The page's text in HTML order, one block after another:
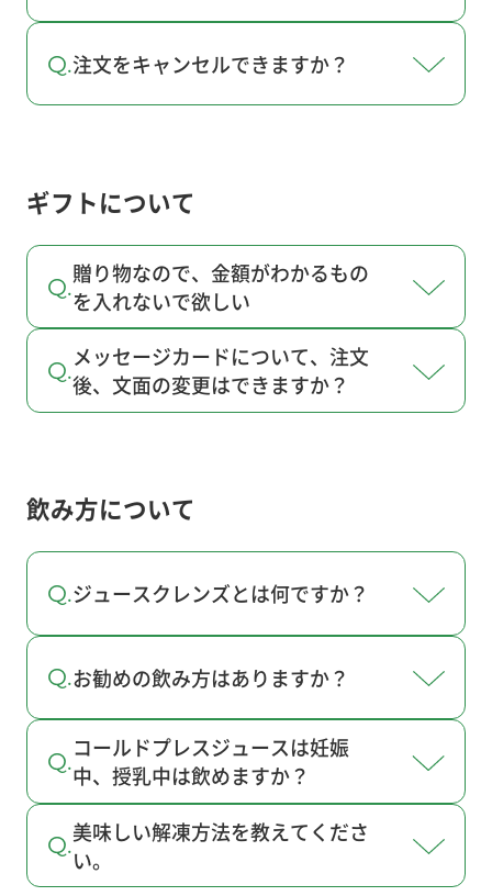
注文をキャンセルできますか？
ギフトについて
贈り物なので、金額がわかるもの
を入れないで欲しい
メッセージカードについて、注文
後、文面の変更はできますか？
飲み方について
ジュースクレンズとは何ですか？
お勧めの飲み方はありますか？
コールドプレスジュースは妊娠
中、授乳中は飲めますか？
美味しい解凍方法を教えてくださ
い。